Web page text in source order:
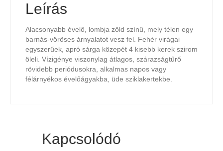
Leírás
Alacsonyabb évelő, lombja zöld színű, mely télen egy
barnás-vöröses árnyalatot vesz fel. Fehér virágai
egyszerűek, apró sárga közepét 4 kisebb kerek szirom
öleli. Vízigénye viszonylag átlagos, szárazságtűrő
rövidebb periódusokra, alkalmas napos vagy
félárnyékos évelőágyakba, üde sziklakertekbe.
Kapcsolódó